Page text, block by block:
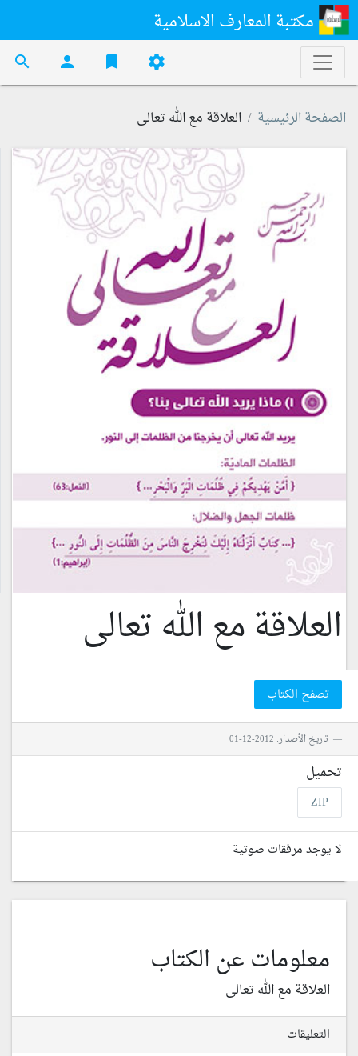
مكتبة المعارف الاسلامية
settings
bookmark
person
search
الصفحة الرئيسية العلاقة مع الله تعالى
العلاقة مع الله تعالى
تصفح الكتاب
تاريخ الأصدار: 2012-12-01
تحميل
ZIP
لا يوجد مرفقات صوتية
معلومات عن الكتاب
العلاقة مع الله تعالى
التعليقات